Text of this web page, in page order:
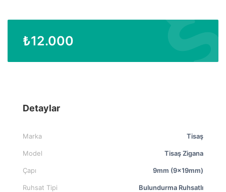
₺12.000
Detaylar
Marka Tisaş
Model Tisaş Zigana
Çapı 9mm (9x19mm)
Ruhsat Tipi Bulundurma Ruhsatlı